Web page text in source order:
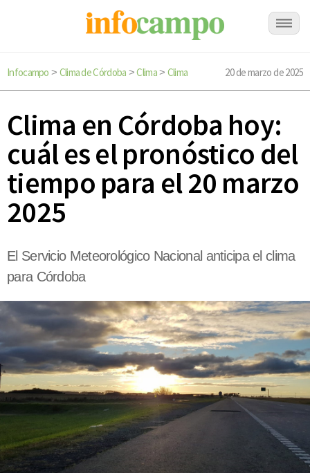
Infocampo > Clima de Córdoba >Clima> Clima 20 de marzo de 2025
Clima en Córdoba hoy:
cuál es el pronóstico del
tiempo para el 20 marzo
2025
El Servicio Meteorológico Nacional anticipa el clima
para Córdoba